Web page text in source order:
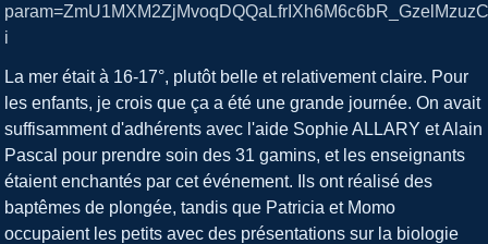
i
La mer était à 16-17°, plutôt belle et relativement claire. Pour
les enfants, je crois que ça a été une grande journée. On avait
suffisamment d'adhérents avec l'aide Sophie ALLARY et Alain
Pascal pour prendre soin des 31 gamins, et les enseignants
étaient enchantés par cet événement. Ils ont réalisé des
baptêmes de plongée, tandis que Patricia et Momo
occupaient les petits avec des présentations sur la biologie